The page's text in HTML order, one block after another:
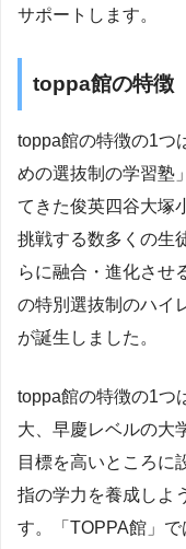
サポートします。
toppa館の特徴
toppa館の特徴の1つ
めの選抜制の学習塾
てきた俊英四谷大塚
挑戦する数多くの生
らに融合・進化させ
の特別選抜制のハイ
が誕生しました。
toppa館の特徴の1つ
大、早慶レベルの大
目標を高いところに
指の学力を養成しよ
す。「TOPPA館」で